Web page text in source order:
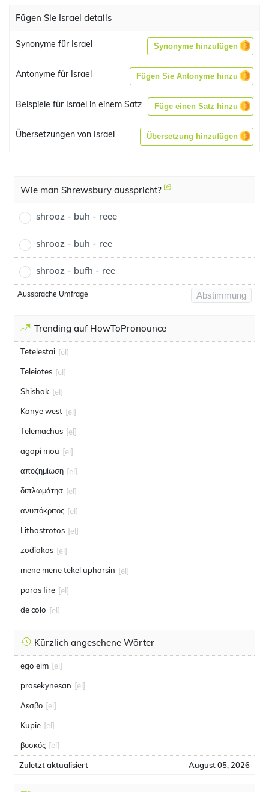
Fügen Sie Israel details
Synonyme für Israel Synonyme hinzufügen
Antonyme für Israel Fügen Sie Antonyme hinzu
Beispiele für Israel in einem Satz Füge einen Satz hinzu
Übersetzungen von Israel Übersetzung hinzufügen
Wie man Shrewsbury ausspricht?
shrooz - buh - reee
shrooz - buh - ree
shrooz - bufh - ree
Aussprache Umfrage Abstimmung
Trending auf HowToPronounce
Tetelestai [el]
Teleiotes [el]
Shishak [el]
Kanye west [el]
Telemachus [el]
agapi mou [el]
αποζημίωση [el]
διπλωμάτησ [el]
ανυπόκριτος [el]
Lithostrotos [el]
zodiakos [el]
mene mene tekel upharsin [el]
paros fire [el]
de colo [el]
Kürzlich angesehene Wörter
ego eim [el]
prosekynesan [el]
Λεσβο [el]
Kupie [el]
βοσκός [el]
Zuletzt aktualisiert August 05, 2026